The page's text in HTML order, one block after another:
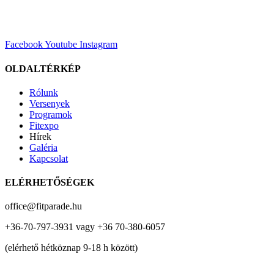
FacebookYoutube Instagram
OLDALTÉRKÉP
Rólunk
Versenyek
Programok
Fitexpo
Hírek
Galéria
Kapcsolat
ELÉRHETŐSÉGEK
office@fitparade.hu
+36-70-797-3931 vagy +36 70-380-6057
(elérhető hétköznap 9-18 h között)